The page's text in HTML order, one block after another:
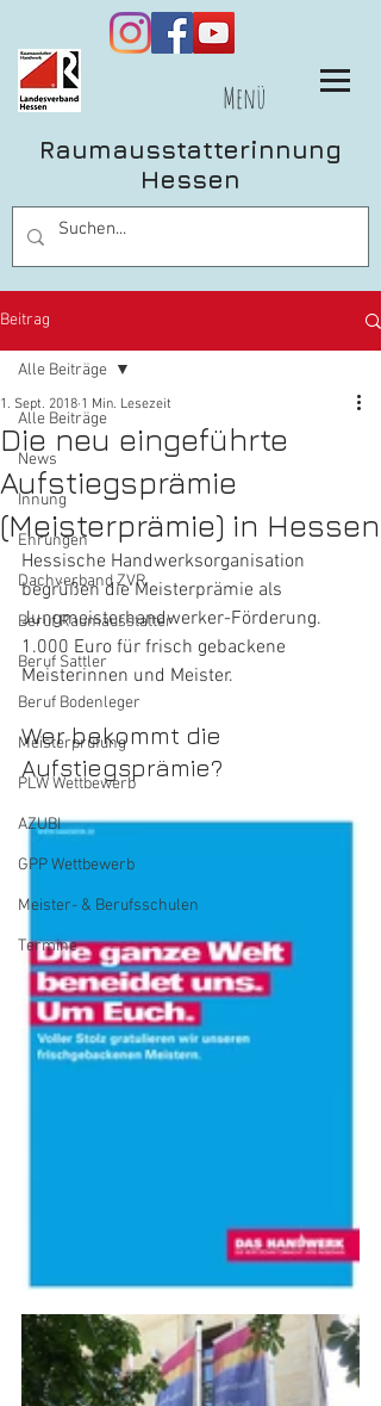
Menü
Raumausstatterinnung
Hessen
Beitrag
Alle Beiträge
News
Innung
Ehrungen
Dachverband ZVR
Beruf Raumausstatter
Beruf Sattler
Beruf Bodenleger
Meisterprüfung
PLW Wettbewerb
AZUBI
GPP Wettbewerb
Meister- & Berufsschulen
Termine
Alle Beiträge
Die neu eingeführte
Aufstiegsprämie
(Meisterprämie) in Hessen
1. Sept. 2018 1 Min. Lesezeit
Hessische Handwerksorganisation
begrüßen die Meisterprämie als
Jungmeisterhandwerker-Förderung.
1.000 Euro für frisch gebackene
Meisterinnen und Meister.
Wer bekommt die
Aufstiegsprämie?